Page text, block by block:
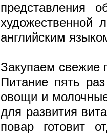
представления
художественной
английским
Закупаем свежие
Питание пять
овощи и
для развития
повар готовит